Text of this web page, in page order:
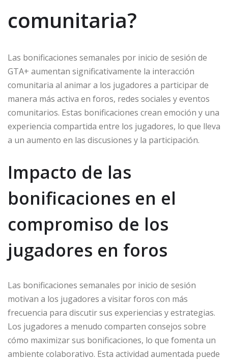
comunitaria?
Las bonificaciones semanales por inicio de sesión de
GTA+ aumentan significativamente la interacción
comunitaria al animar a los jugadores a participar de
manera más activa en foros, redes sociales y eventos
comunitarios. Estas bonificaciones crean emoción y una
experiencia compartida entre los jugadores, lo que lleva
a un aumento en las discusiones y la participación.
Impacto de las
bonificaciones en el
compromiso de los
jugadores en foros
Las bonificaciones semanales por inicio de sesión
motivan a los jugadores a visitar foros con más
frecuencia para discutir sus experiencias y estrategias.
Los jugadores a menudo comparten consejos sobre
cómo maximizar sus bonificaciones, lo que fomenta un
ambiente colaborativo. Esta actividad aumentada puede